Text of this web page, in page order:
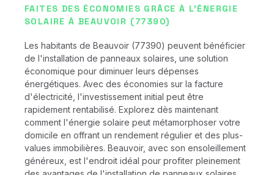
FAITES DES ÉCONOMIES GRÂCE À L'ÉNERGIE
SOLAIRE À BEAUVOIR (77390)
Les habitants de Beauvoir (77390) peuvent bénéficier
de l'installation de panneaux solaires, une solution
économique pour diminuer leurs dépenses
énergétiques. Avec des économies sur la facture
d'électricité, l'investissement initial peut être
rapidement rentabilisé. Explorez dès maintenant
comment l'énergie solaire peut métamorphoser votre
domicile en offrant un rendement régulier et des plus-
values immobilières. Beauvoir, avec son ensoleillement
généreux, est l'endroit idéal pour profiter pleinement